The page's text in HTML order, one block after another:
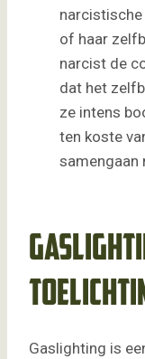
of haar
narcist de
dat het
ze intens
ten koste
samengaan
Gaslighting is